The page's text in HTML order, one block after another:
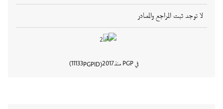
لا توجد ثبت المراجع والمصادر
في PGP منذ 2017
PGPID
11133